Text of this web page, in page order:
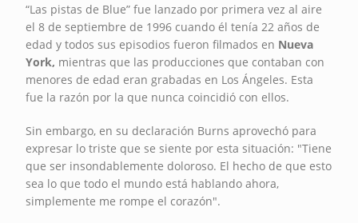
“Las pistas de Blue” fue lanzado por primera vez al aire
el 8 de septiembre de 1996 cuando él tenía 22 años de
edad y todos sus episodios fueron filmados en Nueva
York, mientras que las producciones que contaban con
menores de edad eran grabadas en Los Ángeles. Esta
fue la razón por la que nunca coincidió con ellos.
Sin embargo, en su declaración Burns aprovechó para
expresar lo triste que se siente por esta situación: "Tiene
que ser insondablemente doloroso. El hecho de que esto
sea lo que todo el mundo está hablando ahora,
simplemente me rompe el corazón".